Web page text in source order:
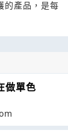
的產品，是每
做單色